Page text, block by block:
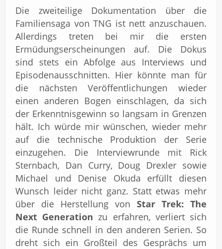
Die zweiteilige Dokumentation über die
Familiensaga von TNG ist nett anzuschauen.
Allerdings treten bei mir die ersten
Ermüdungserscheinungen auf. Die Dokus
sind stets ein Abfolge aus Interviews und
Episodenausschnitten. Hier könnte man für
die nächsten Veröffentlichungen wieder
einen anderen Bogen einschlagen, da sich
der Erkenntnisgewinn so langsam in Grenzen
hält. Ich würde mir wünschen, wieder mehr
auf die technische Produktion der Serie
einzugehen. Die Interviewrunde mit Rick
Sternbach, Dan Curry, Doug Drexler sowie
Michael und Denise Okuda erfüllt diesen
Wunsch leider nicht ganz. Statt etwas mehr
über die Herstellung von Star Trek: The
Next Generation zu erfahren, verliert sich
die Runde schnell in den anderen Serien. So
dreht sich ein Großteil des Gesprächs um